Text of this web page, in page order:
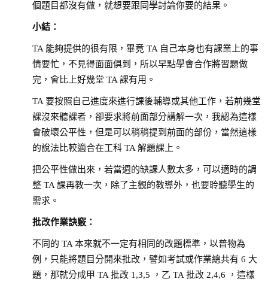
個題目都沒有做，就想要跟同學討論你要的結果。
小結：
TA 能夠提供的很有限，畢竟 TA 自己本身也有課業上的事
情要忙，不見得面面俱到，所以早點學會合作將習題做
完，會比上好幾堂 TA 課有用。
TA 要按照自己進度來進行課後輔導或其他工作，若前幾堂
課沒來聽課者，卻要求將前面部分講解一次，我認為這樣
會破壞公平性，但是可以稍稍提到前面的部份，當然這樣
的說法比較適合在工科 TA 解題課上。
把公平性做出來，若當週的缺課人數太多，可以適時的調
整 TA 課再教一次，除了主觀的教導外，也要聆聽學生的
需求。
批改作業訣竅：
不同的 TA 本來就不一定有相同的改題標準，以普物為
例，只能將題目分開來批改，譬如考試或作業總共有 6 大
題，那就分成甲 TA 批改 1,3,5 ，乙 TA 批改 2,4,6 ，這樣